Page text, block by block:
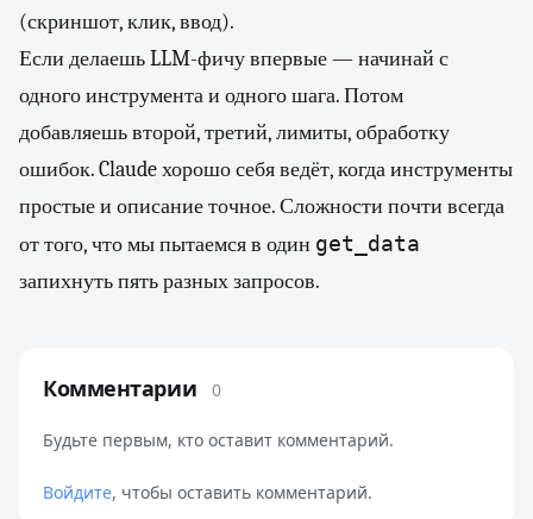
(скриншот, клик, ввод).
Если делаешь LLM-фичу впервые — начинай с
одного инструмента и одного шага. Потом
добавляешь второй, третий, лимиты, обработку
ошибок. Claude хорошо себя ведёт, когда инструменты
простые и описание точное. Сложности почти всегда
от того, что мы пытаемся в один get_data
запихнуть пять разных запросов.
Комментарии 0
Будьте первым, кто оставит комментарий.
Войдите, чтобы оставить комментарий.